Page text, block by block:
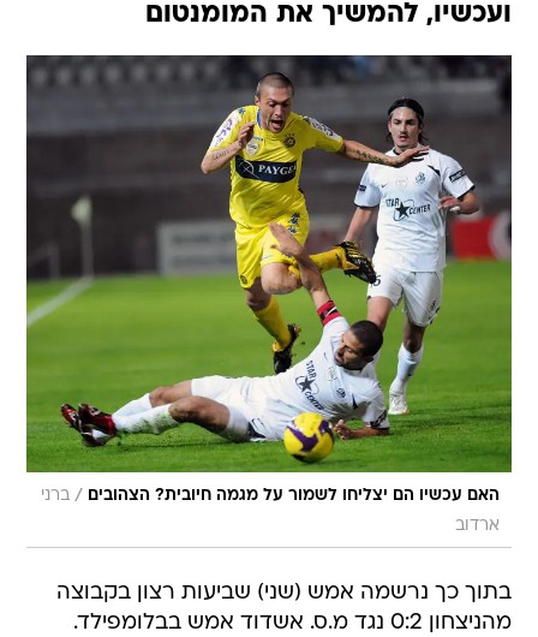
ועכשיו, להמשיך את המומנטום
האם עכשיו הם יצליחו לשמור על מגמה חיובית? הצהובים / ברני
ארדוב
בתוך כך נרשמה אמש (שני) שביעות רצון בקבוצה
מהניצחון 0:2 נגד מ.ס. אשדוד אמש בבלומפילד.